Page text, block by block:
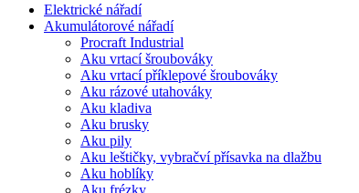
Elektrické nářadí
Akumulátorové nářadí
Procraft Industrial
Aku vrtací šroubováky
Aku vrtací příklepové šroubováky
Aku rázové utahováky
Aku kladiva
Aku brusky
Aku pily
Aku leštičky, vybračví přísavka na dlažbu
Aku hoblíky
Aku frézky